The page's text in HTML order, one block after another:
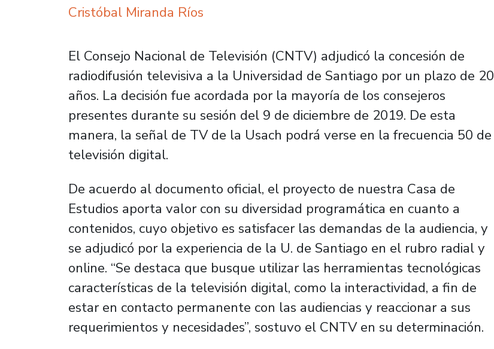
Cristóbal Miranda Ríos
El Consejo Nacional de Televisión (CNTV) adjudicó la concesión de
radiodifusión televisiva a la Universidad de Santiago por un plazo de 20
años. La decisión fue acordada por la mayoría de los consejeros
presentes durante su sesión del 9 de diciembre de 2019. De esta
manera, la señal de TV de la Usach podrá verse en la frecuencia 50 de
televisión digital.
De acuerdo al documento oficial, el proyecto de nuestra Casa de
Estudios aporta valor con su diversidad programática en cuanto a
contenidos, cuyo objetivo es satisfacer las demandas de la audiencia, y
se adjudicó por la experiencia de la U. de Santiago en el rubro radial y
online. “Se destaca que busque utilizar las herramientas tecnológicas
características de la televisión digital, como la interactividad, a fin de
estar en contacto permanente con las audiencias y reaccionar a sus
requerimientos y necesidades”, sostuvo el CNTV en su determinación.